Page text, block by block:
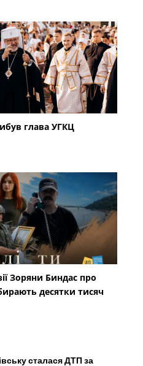
глава УГКЦ
Зоряни Биндас про
десятки тисяч
сталася ДТП за